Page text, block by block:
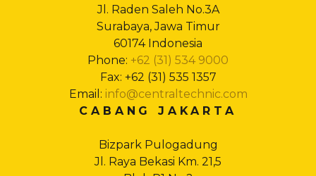
Jl. Raden Saleh No.3A
Surabaya, Jawa Timur
60174 Indonesia
Phone: +62 (31) 534 9000
Fax: +62 (31) 535 1357
Email: info@centraltechnic.com
CABANG JAKARTA
Bizpark Pulogadung
Jl. Raya Bekasi Km. 21,5